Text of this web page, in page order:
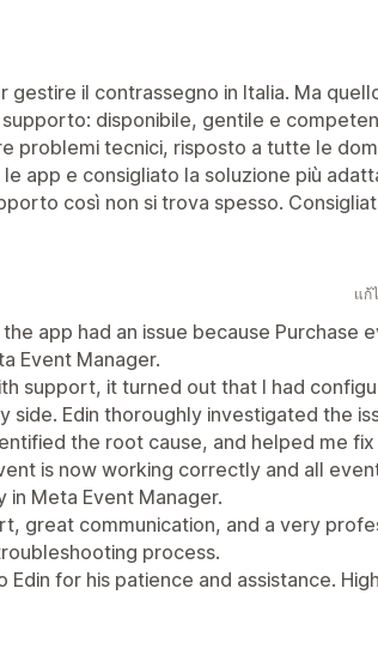
il contrassegno in Italia. Ma
disponibile, gentile e
problemi tecnici, risposto a tutte le
app e consigliato la soluzione più
così non si trova spesso.
แก้
app had an issue because Purchase
Event Manager.
support, it turned out that I had
side. Edin thoroughly investigated the
the root cause, and helped me
is now working correctly and all
Meta Event Manager.
great communication, and a very
process.
Edin for his patience and assistance.